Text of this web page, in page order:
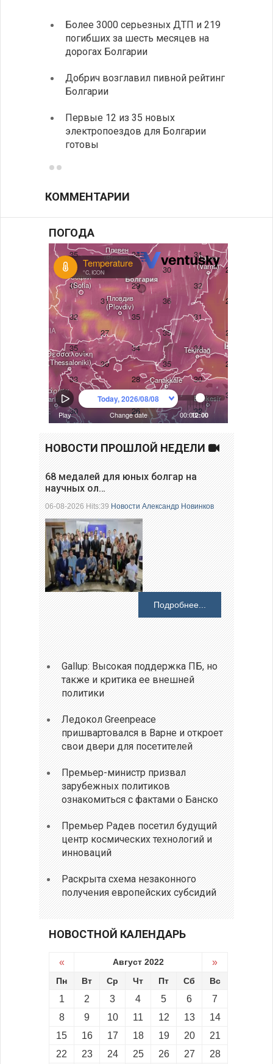
Более 3000 серьезных ДТП и 219
погибших за шесть месяцев на
дорогах Болгарии
Добрич возглавил пивной рейтинг
Болгарии
Первые 12 из 35 новых
электропоездов для Болгарии
готовы
КОММЕНТАРИИ
ПОГОДА
НОВОСТИ ПРОШЛОЙ НЕДЕЛИ
68 медалей для юных болгар на
научных ол…
06-08-2026 Hits:39Новости Александр Новинков
Подробнее...
Gallup: Высокая поддержка ПБ, но
также и критика ее внешней
политики
Ледокол Greenpeace
пришвартовался в Варне и откроет
свои двери для посетителей
Премьер-министр призвал
зарубежных политиков
ознакомиться с фактами о Банско
Премьер Радев посетил будущий
центр космических технологий и
инноваций
Раскрыта схема незаконного
получения европейских субсидий
НОВОСТНОЙ КАЛЕНДАРЬ
« Август 2022 »
Пн Вт Ср Чт Пт Сб Вс
1 2 3 4 5 6
7
8
9 10 11 12 13
14
15
16 17 18 19 20
21
22
23 24 25 26 27 28